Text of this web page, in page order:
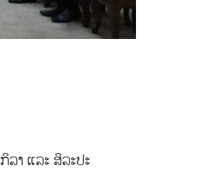
ກິລາ ແລະ ສິລະປະ